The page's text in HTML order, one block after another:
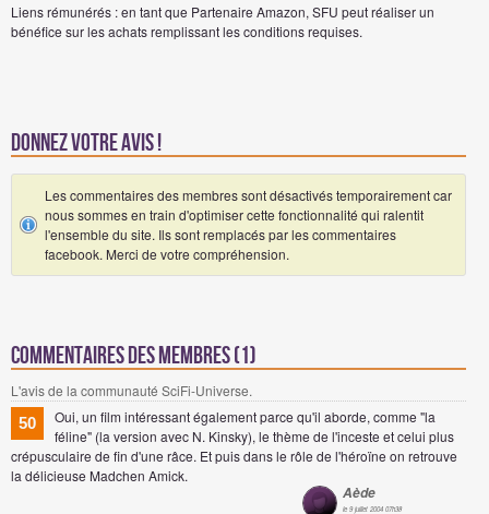
Liens rémunérés : en tant que Partenaire Amazon, SFU peut réaliser un
bénéfice sur les achats remplissant les conditions requises.
Donnez votre avis !
Les commentaires des membres sont désactivés temporairement car
nous sommes en train d'optimiser cette fonctionnalité qui ralentit
l'ensemble du site. Ils sont remplacés par les commentaires
facebook. Merci de votre compréhension.
Commentaires des membres (1)
L'avis de la communauté SciFi-Universe.
50
Oui, un film intéressant également parce qu'il aborde, comme "la
féline" (la version avec N. Kinsky), le thème de l'inceste et celui plus
crépusculaire de fin d'une râce. Et puis dans le rôle de l'héroïne on retrouve
la délicieuse Madchen Amick.
Aède
le 9 juillet 2004 07h38